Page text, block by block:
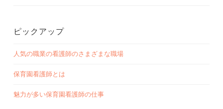
ピックアップ
人気の職業の看護師のさまざまな職場
保育園看護師とは
魅力が多い保育園看護師の仕事